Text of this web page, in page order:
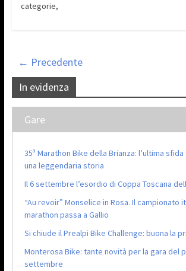
categorie,
← Precedente
In evidenza
Gare
35ª Marathon Bike della Brianza: l’ultima
una leggendaria storia
Il 6 settembre l’esordio di Coppa Toscana
“Au revoir” Monselice in Rosa. Il campionato
marathon passa a Gallio
Si chiude il Prealpi Bike Challenge: buona la
Monterosa Bike: tante novità per la gara del
settembre